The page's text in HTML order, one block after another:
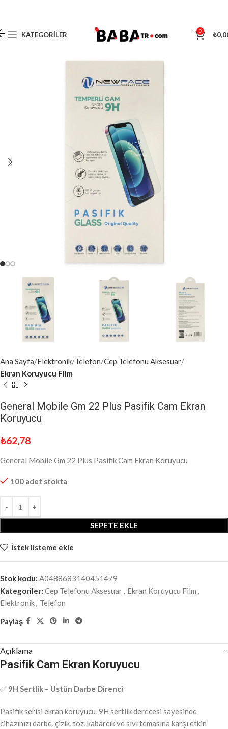
KATEGORILER 0 ₺
Ana Sayfa Elektronik Telefon Cep Telefonu Aksesuar
Ekran Koruyucu Film
General Mobile Gm 22 Plus Pasifik Cam Ekran
Koruyucu
₺62,78
General Mobile Gm 22 Plus Pasifik Cam Ekran Koruyucu
100 adet stokta
SEPETE EKLE
İstek listeme ekle
Stok kodu: A0488683140451479
Kategoriler: Cep Telefonu Aksesuar, Ekran Koruyucu Film ,
Elektronik, Telefon
Paylaş
Açıklama
Pasifik Cam Ekran Koruyucu
✅ 9H Sertlik – Üstün Darbe Direnci
Pasifik serisi ekran koruyucu, 9H sertlik derecesi sayesinde
cihazınızı darbe, çizik, toz, kabarcık ve sıvı temasına karşı etkin